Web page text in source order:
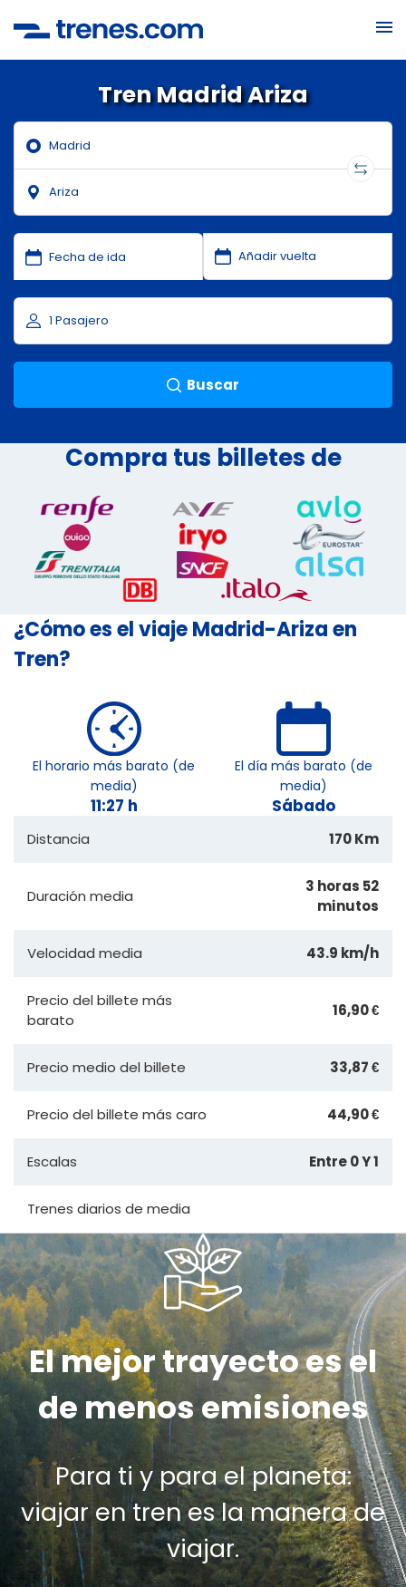
Tren Madrid Ariza
Buscar
Compra tus billetes de
¿Cómo es el viaje Madrid-Ariza en
Tren?
El horario más barato (de
media)
11:27 h
El día más barato (de
media)
Sábado
Distancia 170 Km
Duración media
3 horas 52
minutos
Velocidad media 43.9 km/h
Precio del billete más
barato
16,90 €
Precio medio del billete 33,87 €
Precio del billete más caro 44,90 €
Escalas Entre 0 Y 1
Trenes diarios de media
El mejor trayecto es el
de menos emisiones
Para ti y para el planeta:
viajar en tren es la manera de
viajar.